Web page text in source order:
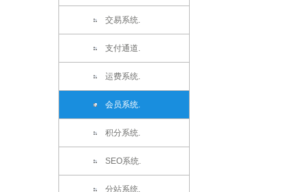
交易系统.
支付通道.
运费系统.
会员系统.
积分系统.
SEO系统.
分站系统.